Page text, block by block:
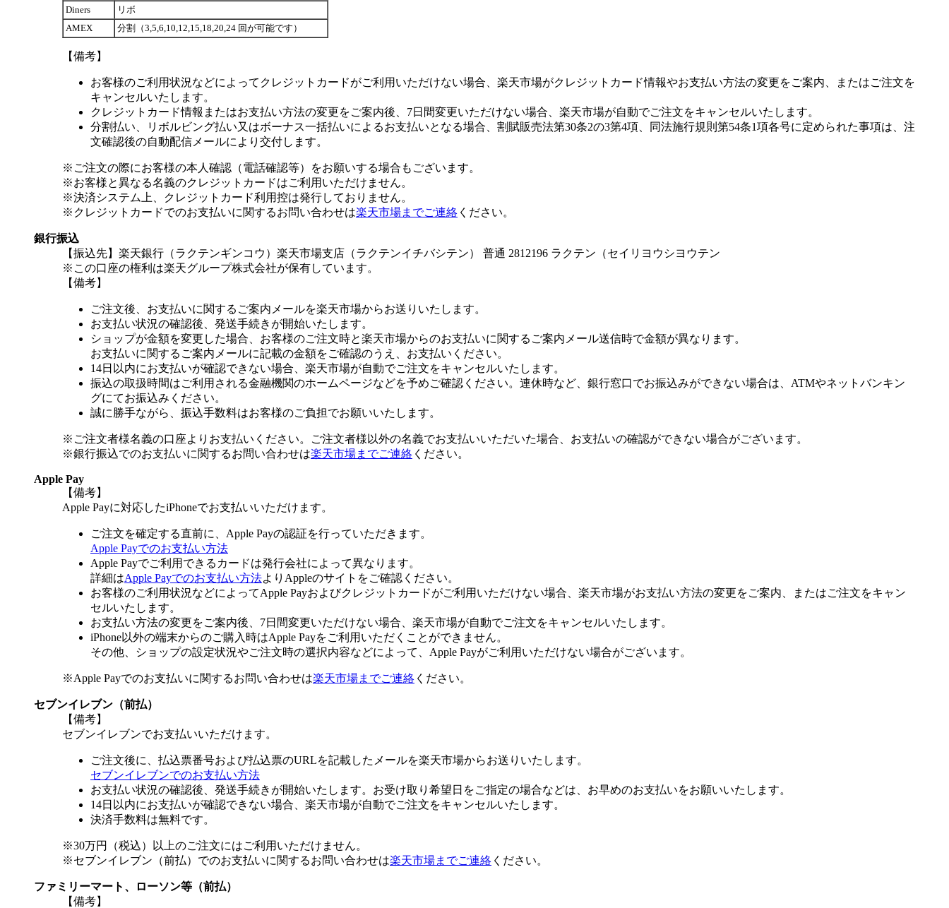
Diners
リボ
AMEX
分割（3,5,6,10,12,15,18,20,24 回が可能です）
【備考】
お客様のご利用状況などによってクレジットカードがご利用いただけない場合、楽天市場がクレジットカード情報やお支払い方法の変更をご案内、またはご注文を
キャンセルいたします。
クレジットカード情報またはお支払い方法の変更をご案内後、7日間変更いただけない場合、楽天市場が自動でご注文をキャンセルいたします。
分割払い、リボルビング払い又はボーナス一括払いによるお支払いとなる場合、割賦販売法第30条2の3第4項、同法施行規則第54条1項各号に定められた事項は、注
文確認後の自動配信メールにより交付します。
※ご注文の際にお客様の本人確認（電話確認等）をお願いする場合もございます。
※お客様と異なる名義のクレジットカードはご利用いただけません。
※決済システム上、クレジットカード利用控は発行しておりません。
※クレジットカードでのお支払いに関するお問い合わせは楽天市場までご連絡 ください。
銀行振込
【振込先】楽天銀行（ラクテンギンコウ）楽天市場支店（ラクテンイチバシテン） 普通 2812196 ラクテン（セイリヨウシヨウテン
※この口座の権利は楽天グループ株式会社が保有しています。
【備考】
ご注文後、お支払いに関するご案内メールを楽天市場からお送りいたします。
お支払い状況の確認後、発送手続きが開始いたします。
ショップが金額を変更した場合、お客様のご注文時と楽天市場からのお支払いに関するご案内メール送信時で金額が異なります。
お支払いに関するご案内メールに記載の金額をご確認のうえ、お支払いください。
14日以内にお支払いが確認できない場合、楽天市場が自動でご注文をキャンセルいたします。
振込の取扱時間はご利用される金融機関のホームページなどを予めご確認ください。連休時など、銀行窓口でお振込みができない場合は、ATMやネットバンキン
グにてお振込みください。
誠に勝手ながら、振込手数料はお客様のご負担でお願いいたします。
※ご注文者様名義の口座よりお支払いください。ご注文者様以外の名義でお支払いいただいた場合、お支払いの確認ができない場合がございます。
※銀行振込でのお支払いに関するお問い合わせは楽天市場までご連絡 ください。
Apple Pay
【備考】
Apple Payに対応したiPhoneでお支払いいただけます。
ご注文を確定する直前に、Apple Payの認証を行っていただきます。
Apple Payでのお支払い方法
Apple Payでご利用できるカードは発行会社によって異なります。
詳細はApple Payでのお支払い方法よりAppleのサイトをご確認ください。
お客様のご利用状況などによってApple Payおよびクレジットカードがご利用いただけない場合、楽天市場がお支払い方法の変更をご案内、またはご注文をキャン
セルいたします。
お支払い方法の変更をご案内後、7日間変更いただけない場合、楽天市場が自動でご注文をキャンセルいたします。
iPhone以外の端末からのご購入時はApple Payをご利用いただくことができません。
その他、ショップの設定状況やご注文時の選択内容などによって、Apple Payがご利用いただけない場合がございます。
※Apple Payでのお支払いに関するお問い合わせは楽天市場までご連絡 ください。
セブンイレブン（前払）
【備考】
セブンイレブンでお支払いいただけます。
ご注文後に、払込票番号および払込票のURLを記載したメールを楽天市場からお送りいたします。
セブンイレブンでのお支払い方法
お支払い状況の確認後、発送手続きが開始いたします。お受け取り希望日をご指定の場合などは、お早めのお支払いをお願いいたします。
14日以内にお支払いが確認できない場合、楽天市場が自動でご注文をキャンセルいたします。
決済手数料は無料です。
※30万円（税込）以上のご注文にはご利用いただけません。
※セブンイレブン（前払）でのお支払いに関するお問い合わせは楽天市場までご連絡 ください。
ファミリーマート、ローソン等（前払）
【備考】